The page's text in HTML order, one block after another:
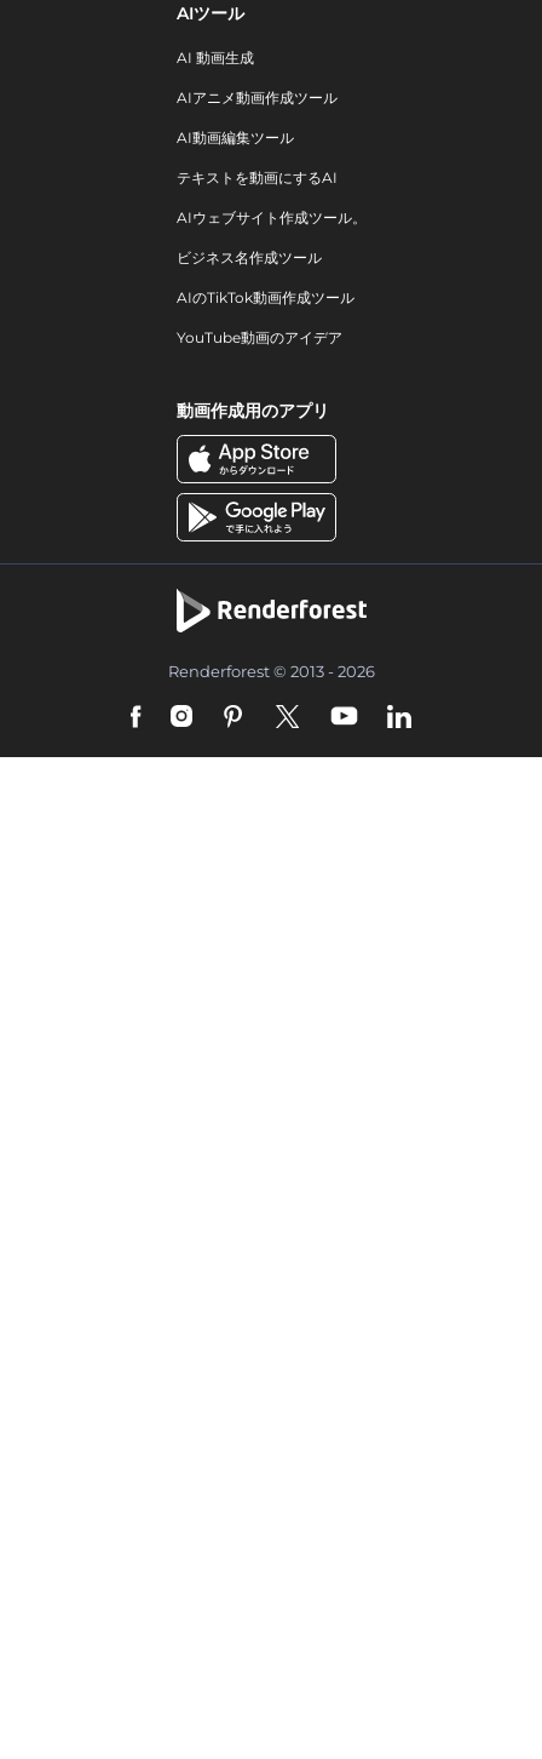
AIツール
AI 動画生成
AIアニメ動画作成ツール
AI動画編集ツール
テキストを動画にするAI
AIウェブサイト作成ツール。
ビジネス名作成ツール
AIのTikTok動画作成ツール
YouTube動画のアイデア
動画作成用のアプリ
Renderforest © 2013 - 2026